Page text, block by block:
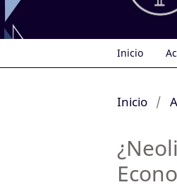
Inicio
Inicio /